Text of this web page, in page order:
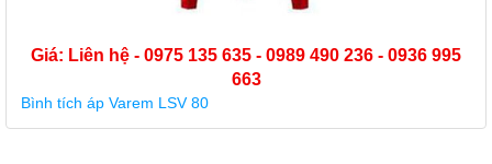
Giá: Liên hệ - 0975 135 635 - 0989 490 236 - 0936 995
663
Bình tích áp Varem LSV 80